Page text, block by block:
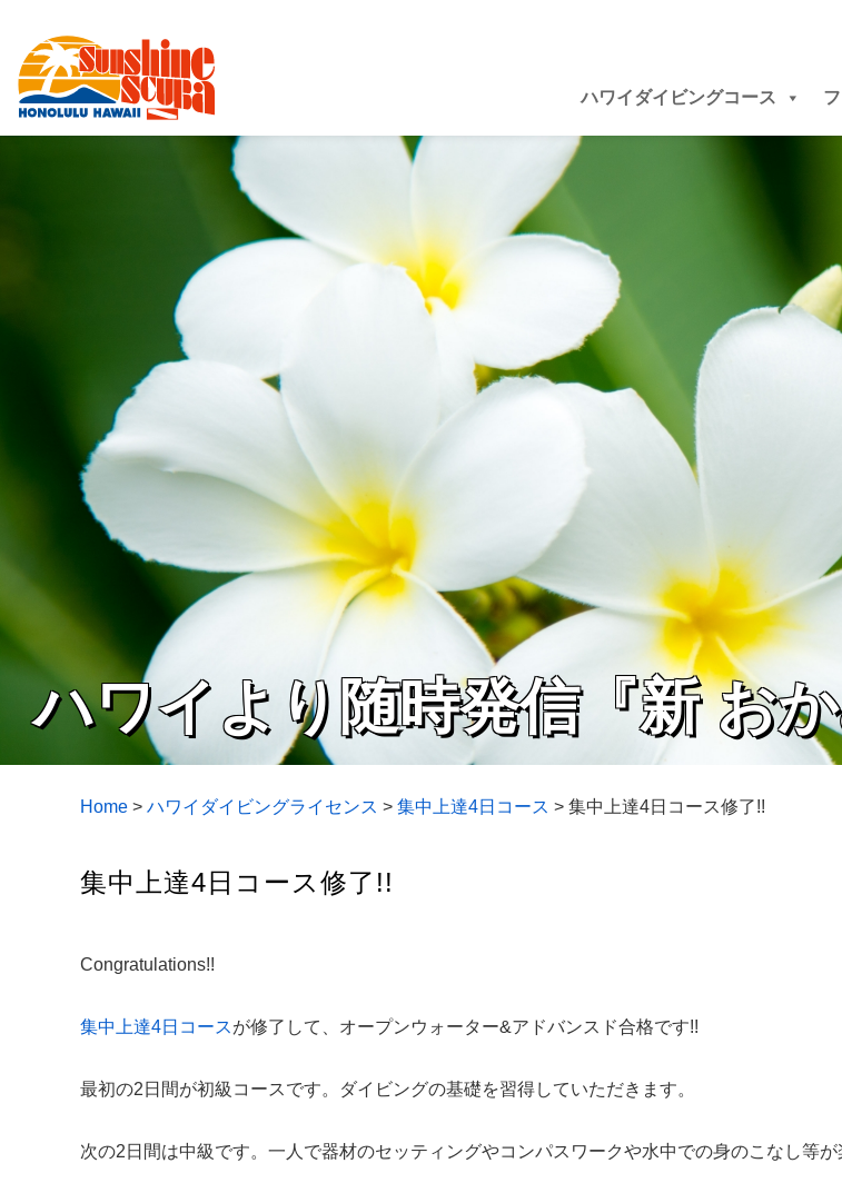
ハワイダイビングコース
ハワイより随時発信『新 おか
Home > ハワイダイビングライセンス > 集中上達4日コース > 集中上達4日コース修了!!
集中上達4日コース修了!!
Congratulations!!
集中上達4日コースが修了して、オープンウォーター&アドバンスド合格です!!
最初の2日間が初級コースです。ダイビングの基礎を習得していただきます。
次の2日間は中級です。一人で器材のセッティングやコンパスワークや水中での身のこなし等が